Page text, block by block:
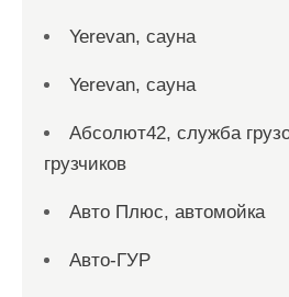
Yerevan, сауна
Yerevan, сауна
Абсолют42, служба
грузчиков
Авто Плюс, автомойка
Авто-ГУР